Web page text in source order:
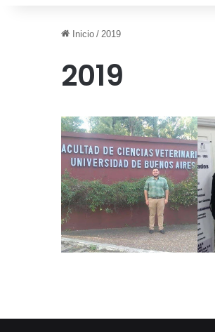
Inicio / 2019
2019